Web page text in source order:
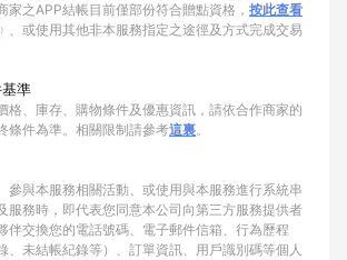
家之APP結帳目前僅部份符合贈點資格， 按此查看
﹚、或使用其他非本服務指定之途徑及方式完成交易
準
格、庫存、購物條件及優惠資訊，請依合作商家的
條件為準。相關限制請參考這裏。
參與本服務相關活動、或使用與本服務進行系統串
服務時，即代表您同意本公司向第三方服務提供者
伴交換您的電話號碼、電子郵件信箱、行為歷程
、未結帳紀錄等）、訂單資訊、用戶識別碼等個人